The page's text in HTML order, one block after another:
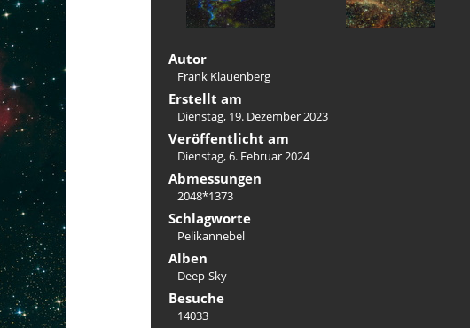
Autor
Frank Klauenberg
Erstellt am
Dienstag, 19. Dezember 2023
Veröffentlicht am
Dienstag, 6. Februar 2024
Abmessungen
2048*1373
Schlagworte
Pelikannebel
Alben
Deep-Sky
Besuche
14033